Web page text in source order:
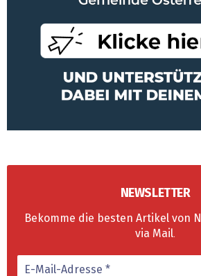
NEWSLETTER
Bekomme die besten Artikel von
via Mail.